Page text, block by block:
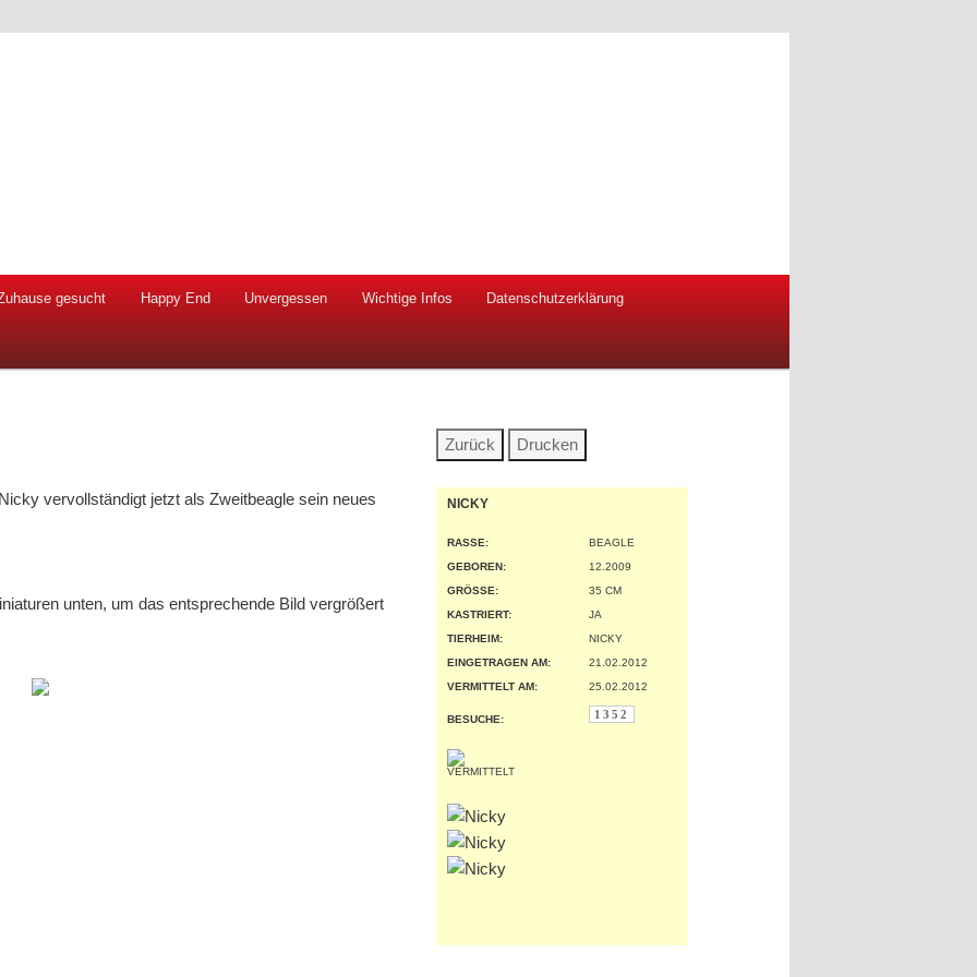
gesucht Happy End Unvergessen Wichtige Infos Datenschutzerklärung
vervollständigt jetzt als Zweitbeagle sein neues
unten, um das entsprechende Bild vergrößert
NICKY
RASSE:
BEAGLE
GEBOREN:
12.2009
GRÖSSE:
35 CM
KASTRIERT:
JA
TIERHEIM:
NICKY
EINGETRAGEN AM:
21.02.2012
VERMITTELT AM:
25.02.2012
BESUCHE: 1352